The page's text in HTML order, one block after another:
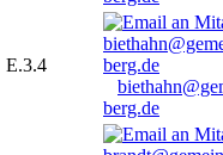
E.3.4
berg.de